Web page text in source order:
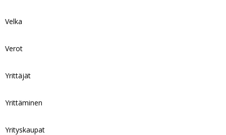
Velka
Verot
Yrittäjät
Yrittäminen
Yrityskaupat